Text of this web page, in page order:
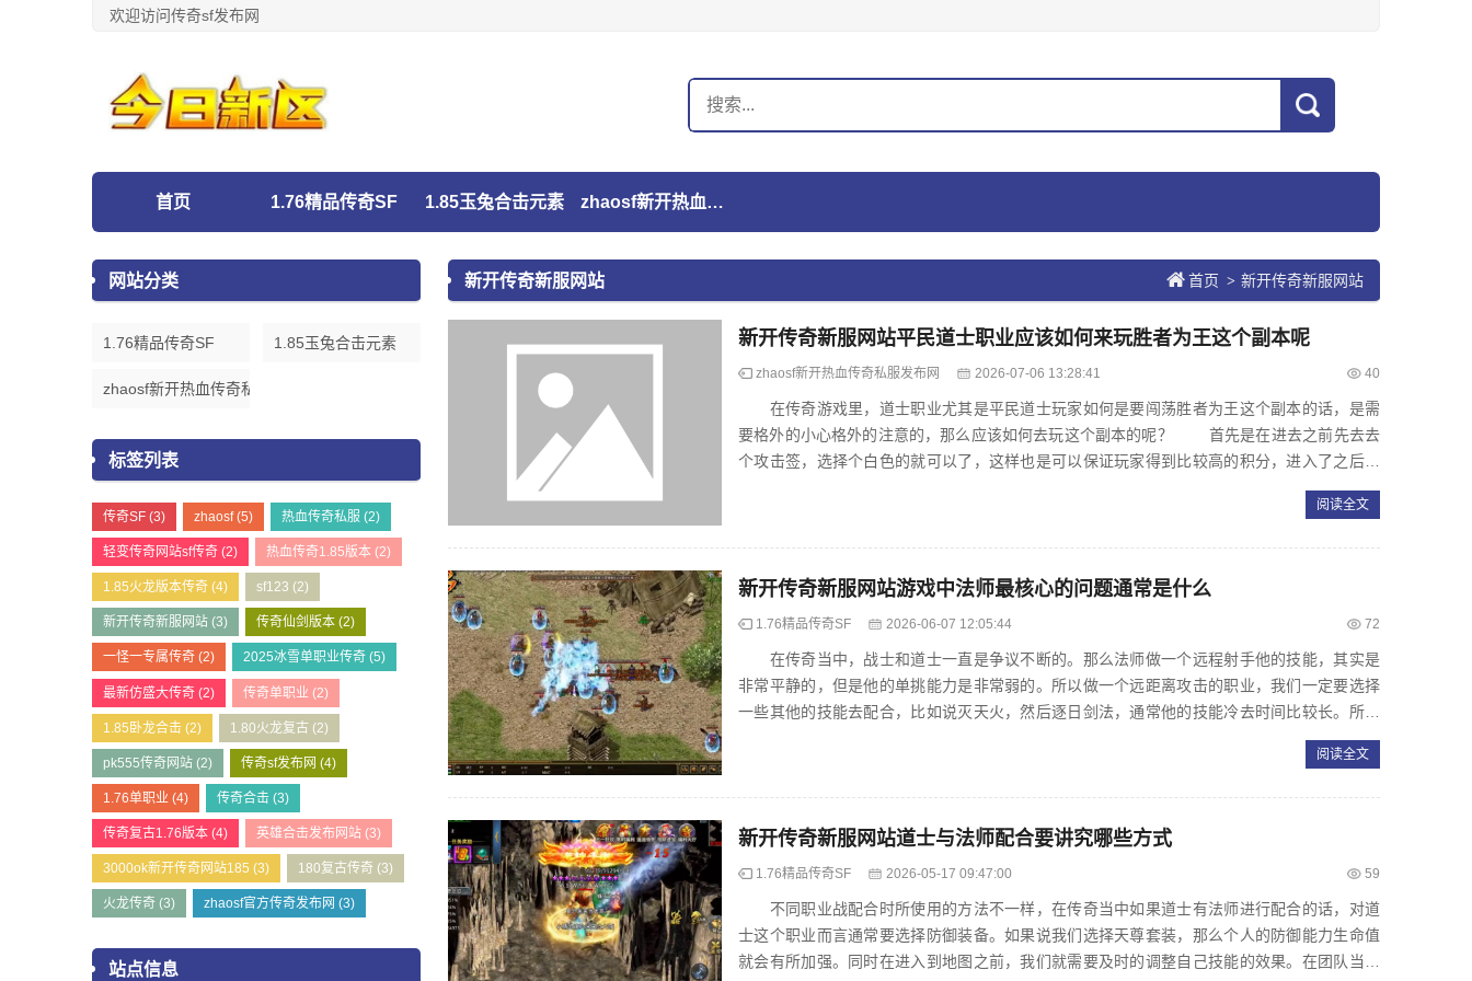
欢迎访问传奇sf发布网
首页 1.76精品传奇SF 1.85玉兔合击元素 zhaosf新开热血传奇私服发布网
网站分类
1.76精品传奇SF 1.85玉兔合击元素
zhaosf新开热血传奇私服发布网
标签列表
传奇SF (3) zhaosf(5) 热血传奇私服 (2)
轻变传奇网站sf传奇 (2) 热血传奇1.85版本 (2)
1.85火龙版本传奇 (4) sf123 (2)
新开传奇新服网站 (3) 传奇仙剑版本 (2)
一怪一专属传奇 (2) 2025冰雪单职业传奇 (5)
最新仿盛大传奇 (2) 传奇单职业 (2)
1.85卧龙合击 (2) 1.80火龙复古 (2)
pk555传奇网站 (2) 传奇sf发布网 (4)
1.76单职业 (4) 传奇合击 (3)
传奇复古1.76版本 (4) 英雄合击发布网站 (3)
3000ok新开传奇网站185 (3) 180复古传奇 (3)
火龙传奇 (3) zhaosf官方传奇发布网 (3)
站点信息
首页 > 新开传奇新服网站
新开传奇新服网站
新开传奇新服网站平民道士职业应该如何来玩胜者为王这个副本呢
zhaosf新开热血传奇私服发布网 2026-07-06 13:28:41 40
在传奇游戏里，道士职业尤其是平民道士玩家如何是要闯荡胜者为王这个副本的话，是需
要格外的小心格外的注意的，那么应该如何去玩这个副本的呢？ 首先是在进去之前先去去
个攻击签，选择个白色的就可以了，这样也是可以保证玩家得到比较高的积分，进入了之后应
阅读全文
新开传奇新服网站游戏中法师最核心的问题通常是什么
1.76精品传奇SF 2026-06-07 12:05:44 72
在传奇当中，战士和道士一直是争议不断的。那么法师做一个远程射手他的技能，其实是
非常平静的，但是他的单挑能力是非常弱的。所以做一个远距离攻击的职业，我们一定要选择
一些其他的技能去配合，比如说灭天火，然后逐日剑法，通常他的技能冷去时间比较长。所以
阅读全文
新开传奇新服网站道士与法师配合要讲究哪些方式
1.76精品传奇SF 2026-05-17 09:47:00 59
不同职业战配合时所使用的方法不一样，在传奇当中如果道士有法师进行配合的话，对道
士这个职业而言通常要选择防御装备。如果说我们选择天尊套装，那么个人的防御能力生命值
就会有所加强。同时在进入到地图之前，我们就需要及时的调整自己技能的效果。在团队当中